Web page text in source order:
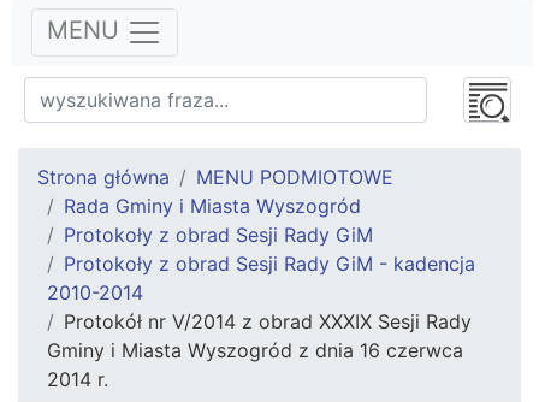
MENU
Strona główna
MENU PODMIOTOWE
Rada Gminy i Miasta Wyszogród
Protokoły z obrad Sesji Rady GiM
Protokoły z obrad Sesji Rady GiM - kadencja
2010-2014
Protokół nr V/2014 z obrad XXXIX Sesji Rady
Gminy i Miasta Wyszogród z dnia 16 czerwca
2014 r.